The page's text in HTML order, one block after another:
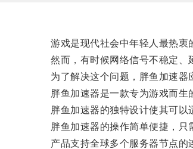
游戏是现代社会中年轻人最热衷的
然而，有时候网络信号不稳定、延
为了解决这个问题，胖鱼加速器
胖鱼加速器是一款专为游戏而生的
胖鱼加速器的独特设计使其可以适
胖鱼加速器的操作简单便捷，只需
产品支持全球多个服务器节点的连